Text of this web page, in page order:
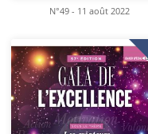
N°49 - 11 août 2022